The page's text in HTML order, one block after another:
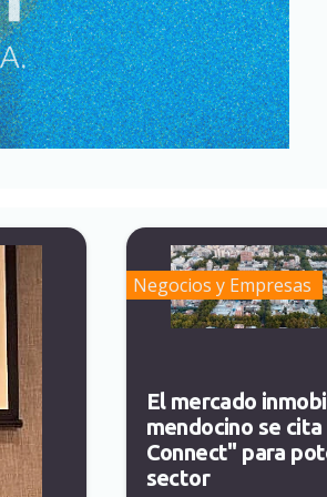
Negocios y Empresas
El mercado
mendocino se
Connect" para
sector